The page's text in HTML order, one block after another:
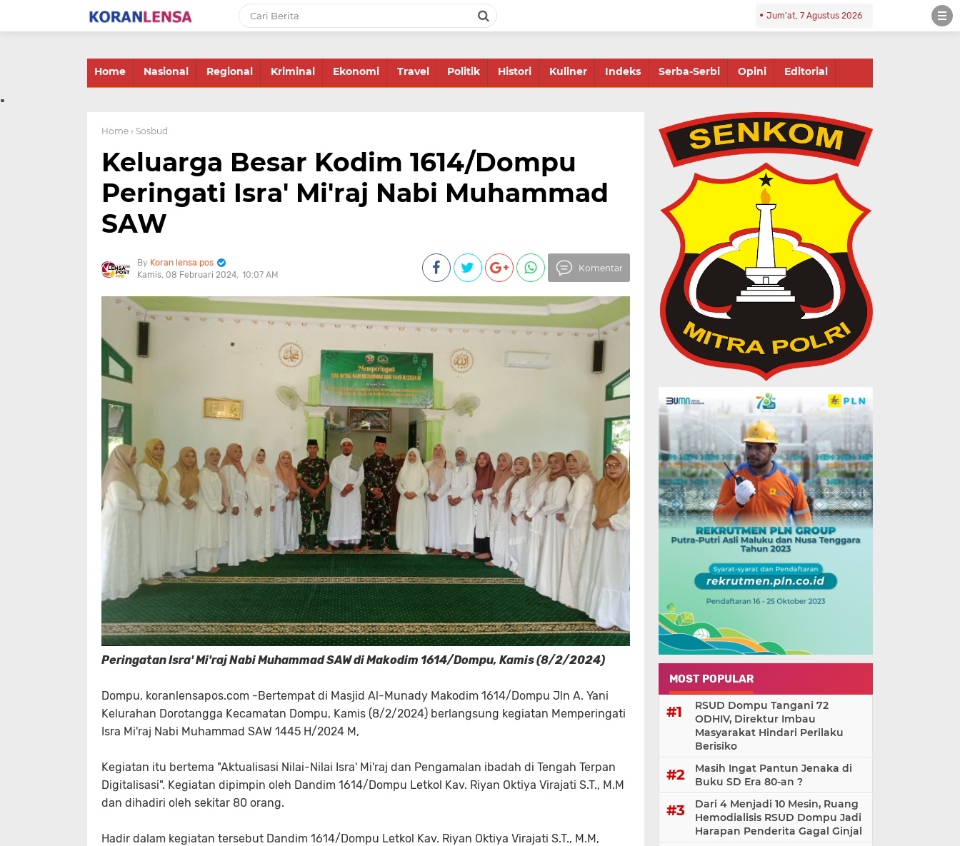
Jum'at, 7 Agustus 2026
Home Nasional Regional Kriminal Ekonomi Travel Politik Histori Kuliner Indeks Serba-Serbi Opini Editorial
.
Home › Sosbud
Keluarga Besar Kodim 1614/Dompu
Peringati Isra' Mi'raj Nabi Muhammad
SAW
Koran lensa pos
Kamis, 08 Februari 2024 10:07 AM
Komentar
Peringatan Isra' Mi'raj Nabi Muhammad SAW di Makodim 1614/Dompu, Kamis (8/2/2024)
Dompu, koranlensapos.com -Bertempat di Masjid Al-Munady Makodim 1614/Dompu Jln A. Yani
Kelurahan Dorotangga Kecamatan Dompu, Kamis (8/2/2024) berlangsung kegiatan Memperingati
Isra Mi'raj Nabi Muhammad SAW 1445 H/2024 M,
Kegiatan itu bertema "Aktualisasi Nilai-Nilai Isra' Mi'raj dan Pengamalan ibadah di Tengah Terpan
Digitalisasi". Kegiatan dipimpin oleh Dandim 1614/Dompu Letkol Kav. Riyan Oktiya Virajati S.T., M.M
dan dihadiri oleh sekitar 80 orang.
Hadir dalam kegiatan tersebut Dandim 1614/Dompu Letkol Kav. Riyan Oktiya Virajati S.T., M.M,
MOST POPULAR
RSUD Dompu Tangani 72
ODHIV, Direktur Imbau
Masyarakat Hindari Perilaku
Berisiko
Masih Ingat Pantun Jenaka di
Buku SD Era 80-an ?
Dari 4 Menjadi 10 Mesin, Ruang
Hemodialisis RSUD Dompu Jadi
Harapan Penderita Gagal Ginjal